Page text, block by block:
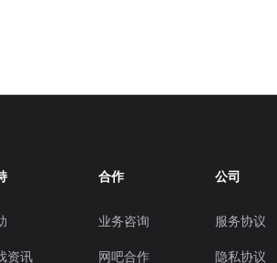
资讯
合作
业务咨询
网吧合作
公司
服务协议
隐私协议